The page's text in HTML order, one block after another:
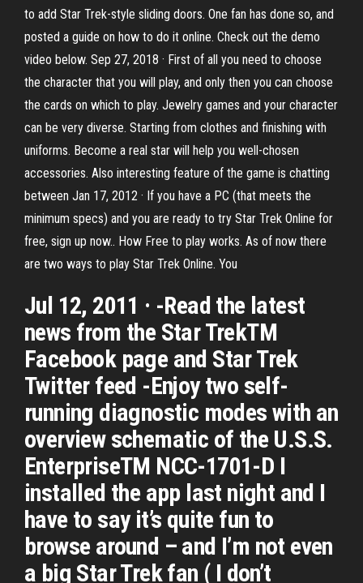
to add Star Trek-style sliding doors. One fan has done so, and
posted a guide on how to do it online. Check out the demo
video below. Sep 27, 2018 · First of all you need to choose
the character that you will play, and only then you can choose
the cards on which to play. Jewelry games and your character
can be very diverse. Starting from clothes and finishing with
uniforms. Become a real star will help you well-chosen
accessories. Also interesting feature of the game is chatting
between Jan 17, 2012 · If you have a PC (that meets the
minimum specs) and you are ready to try Star Trek Online for
free, sign up now.. How Free to play works. As of now there
are two ways to play Star Trek Online. You
Jul 12, 2011 · -Read the latest
news from the Star TrekTM
Facebook page and Star Trek
Twitter feed -Enjoy two self-
running diagnostic modes with an
overview schematic of the U.S.S.
EnterpriseTM NCC-1701-D I
installed the app last night and I
have to say it’s quite fun to
browse around – and I’m not even
a big Star Trek fan ( I don’t